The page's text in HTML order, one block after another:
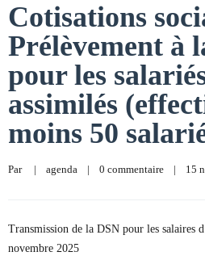
Cotisations
Prélèvement à
pour les
assimilés
moins 50
Par | agenda | 0 commentaire | 15
Transmission de la DSN pour les salaires
novembre 2025